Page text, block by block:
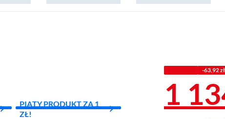
PIĄTY PRODUKT ZA 1
ZŁ!
-63,92 zł
1